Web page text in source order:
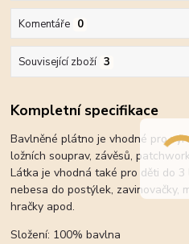
Komentáře 0
Související zboží 3
Kompletní specifikace
Bavlněné plátno je vhodné pro
ložních souprav, závěsů,
Látka je vhodná také pro děti do
nebesa do postýlek, zavinovačky,
hračky apod.
Složení: 100% bavlna